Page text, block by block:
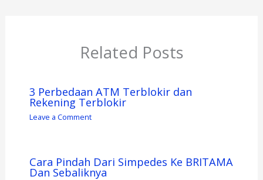
Related Posts
3 Perbedaan ATM Terblokir dan
Rekening Terblokir
Leave a Comment
Cara Pindah Dari Simpedes Ke BRITAMA
Dan Sebaliknya